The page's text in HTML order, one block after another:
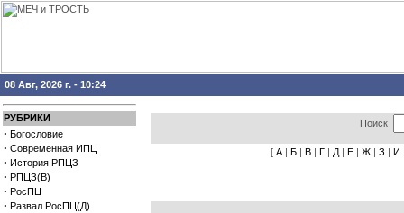
08 Авг, 2026 г. - 10:24
РУБРИКИ
· Богословие
· Современная ИПЦ
· История РПЦЗ
· РПЦЗ(В)
· РосПЦ
· Развал РосПЦ(Д)
Поиск
[ А | Б | В | Г | Д | Е | Ж | З | И